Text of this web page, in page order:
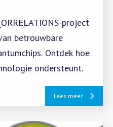
project
betrouwbare
Ontdek hoe
ondersteunt.
Lees meer